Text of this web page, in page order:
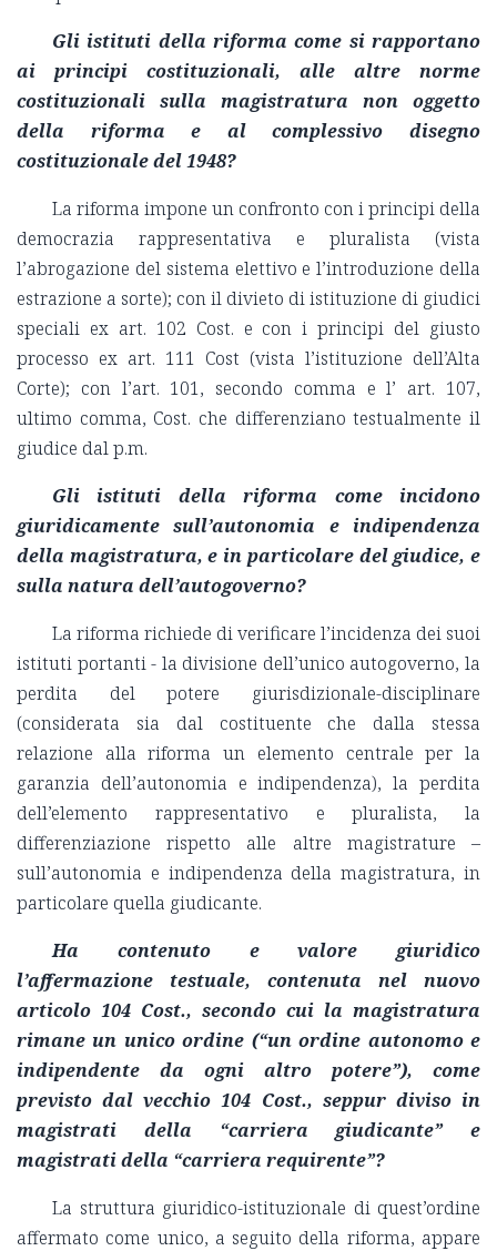
Gli istituti della riforma come si rapportano
ai principi costituzionali, alle altre norme
costituzionali sulla magistratura non oggetto
della riforma e al complessivo disegno
costituzionale del 1948?
La riforma impone un confronto con i principi della
democrazia rappresentativa e pluralista (vista
l’abrogazione del sistema elettivo e l’introduzione della
estrazione a sorte); con il divieto di istituzione di giudici
speciali ex art. 102 Cost. e con i principi del giusto
processo ex art. 111 Cost (vista l’istituzione dell’Alta
Corte); con l’art. 101, secondo comma e l’ art. 107,
ultimo comma, Cost. che differenziano testualmente il
giudice dal p.m.
Gli istituti della riforma come incidono
giuridicamente sull’autonomia e indipendenza
della magistratura, e in particolare del giudice, e
sulla natura dell’autogoverno?
La riforma richiede di verificare l’incidenza dei suoi
istituti portanti - la divisione dell’unico autogoverno, la
perdita del potere giurisdizionale-disciplinare
(considerata sia dal costituente che dalla stessa
relazione alla riforma un elemento centrale per la
garanzia dell’autonomia e indipendenza), la perdita
dell’elemento rappresentativo e pluralista, la
differenziazione rispetto alle altre magistrature –
sull’autonomia e indipendenza della magistratura, in
particolare quella giudicante.
Ha contenuto e valore giuridico
l’affermazione testuale, contenuta nel nuovo
articolo 104 Cost., secondo cui la magistratura
rimane un unico ordine (“un ordine autonomo e
indipendente da ogni altro potere”), come
previsto dal vecchio 104 Cost., seppur diviso in
magistrati della “carriera giudicante” e
magistrati della “carriera requirente”?
La struttura giuridico-istituzionale di quest’ordine
affermato come unico, a seguito della riforma, appare